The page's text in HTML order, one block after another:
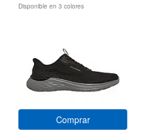
Disponible en 3 colores
Comprar